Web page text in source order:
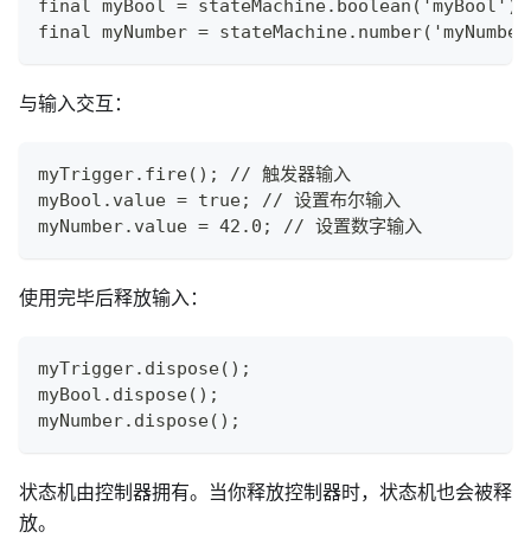
final myBool = stateMachine.boolean('myBool');
final myNumber =
与输入交互：
myTrigger.fire(); // 触发器输入
myBool.value = true; // 设置布尔输入
myNumber.value = 42.0; // 设置数字输入
使用完毕后释放输入：
myTrigger.dispose();
myBool.dispose();
myNumber.dispose();
状态机由控制器拥有。当你释放控制器时，状态机也会被释
放。